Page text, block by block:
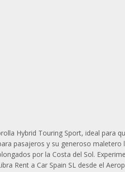
Hybrid Touring Sport, ideal para
pasajeros y su generoso maletero
por la Costa del Sol.
Rent a Car Spain SL desde el